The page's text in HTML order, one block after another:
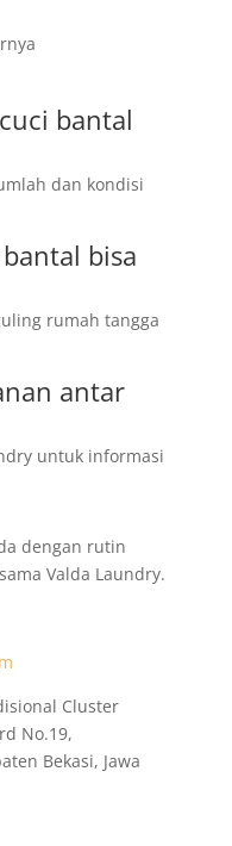
bantal
dan kondisi
bisa
rumah tangga
antar
untuk informasi
dengan rutin
Valda Laundry.
Cluster
No.19,
Bekasi, Jawa